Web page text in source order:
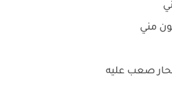
مني
صعب عليه